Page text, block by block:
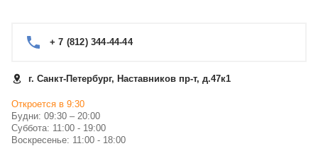
+ 7 (812) 344-44-44
г. Санкт-Петербург, Наставников пр-т, д.47к1
Откроется в 9:30
Будни: 09:30 – 20:00
Суббота: 11:00 - 19:00
Воскресенье: 11:00 - 18:00